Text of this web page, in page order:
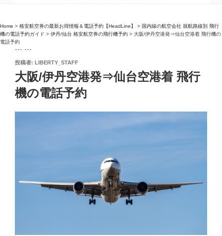
Home > 格安航空券の最新お得情報＆電話予約【HeadLine】 > 国内線の航空会社 就航路線別 飛行
機の電話予約ガイド > 伊丹/仙台 格安航空券の飛行機予約 > 大阪/伊丹空港発⇒仙台空港着 飛行機の
電話予約
``` ```
投
日:
投稿者: LIBERTY_STAFF
大阪/伊丹空港発⇒仙台空港着 飛行
機の電話予約